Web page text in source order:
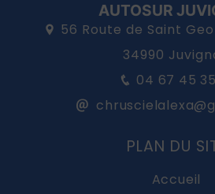
AUTOSUR
56 Route de Saint
34990
04 67 45
PLAN DU
Accueil